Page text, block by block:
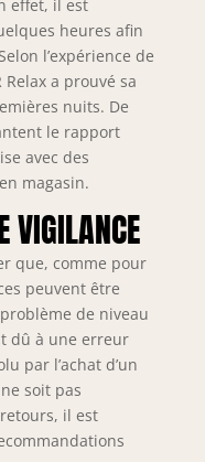
effet, il est
heures afin
l’expérience de
a prouvé sa
nuits. De
le rapport
avec des
magasin.
VIGILANCE
que, comme pour
peuvent être
de niveau
dû à une erreur
par l’achat d’un
soit pas
il est